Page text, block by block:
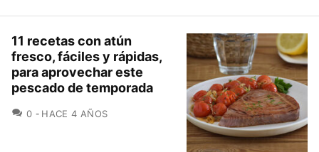
11 recetas con atún
fresco, fáciles y rápidas,
para aprovechar este
pescado de temporada
0 COMENTARIOS
HACE 4 AÑOS